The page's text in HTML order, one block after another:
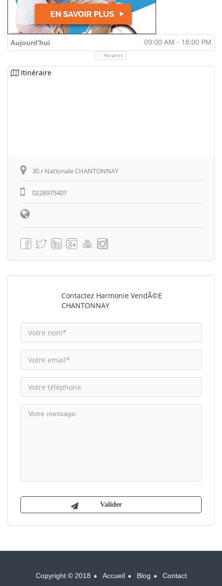
Aujourd'hui 09:00 AM - 18:00 PM
Horaires
Itinéraire
30 r Nationale CHANTONNAY
0228975407
Contactez Harmonie VendÃ©e
CHANTONNAY
Copyright © 2018 Accueil Blog Contact